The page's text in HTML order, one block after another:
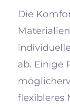
Die
ab. Einige
flexibleres